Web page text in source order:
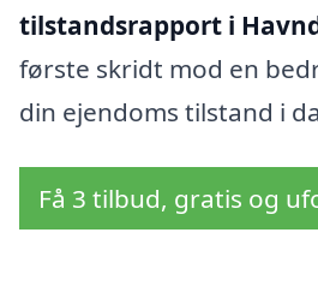
tilstandsrapport i
første skridt mod en
din ejendoms tilstand i
Få 3 tilbud, gratis og